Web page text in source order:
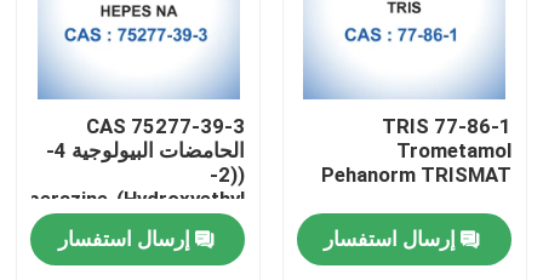
مسكن
TRIS 77-86-1
Trometamol
Pehanorm TRISMAT
إرسال استفسار
CAS 75277-39-3
الحامضات البيولوجية 4-
((2-
Hydroxyethyl)Piperazine-
1-Ethanesulfonic Acid
إرسال استفسار